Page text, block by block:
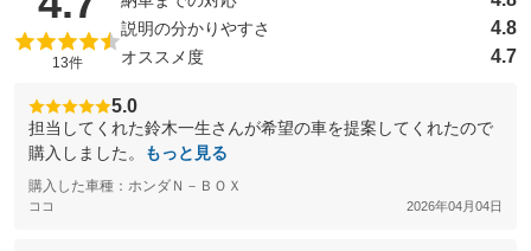
13件
説明の分かりやすさ 4.8
オススメ度 4.7
5.0
担当してくれた鈴木一生さんが希望の車を提案してくれたので
購入しました。
もっと見る
購入した車種：ホンダＮ－ＢＯＸ
ココ 2026年04月04日